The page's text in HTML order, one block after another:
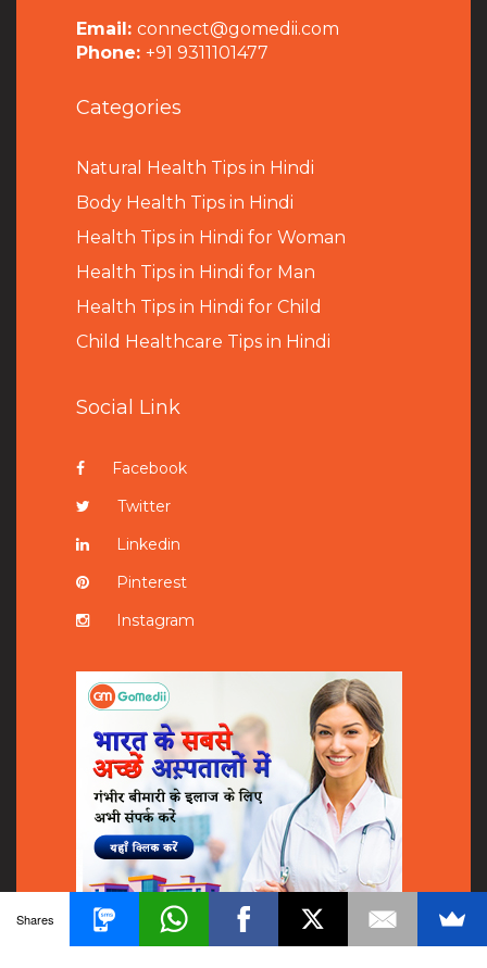
Email: connect@gomedii.com
Phone: +91 9311101477
Categories
Natural Health Tips in Hindi
Body Health Tips in Hindi
Health Tips in Hindi for Woman
Health Tips in Hindi for Man
Health Tips in Hindi for Child
Child Healthcare Tips in Hindi
Social Link
Facebook
Twitter
Linkedin
Pinterest
Instagram
Shares